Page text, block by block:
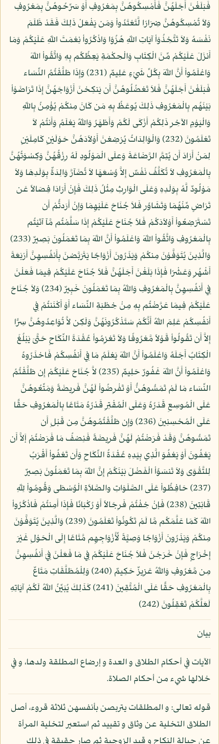
فَبَلَغْنَ أَجَلَهُنَّ فَأَمْسِكُوهُنَّ بِمَعْرُوفٍ أَوْ سَرِّحُوهُنَّ بِمَعْرُوفٍ
وَلاَ تُمْسِكُوهُنَّ ضِرَارًا لَّتَعْتَدُواْ وَمَن يَفْعَلْ ذَلِكَ فَقَدْ ظَلَمَ
نَفْسَهُ وَلاَ تَتَّخِذُوَاْ آيَاتِ اللّهِ هُزُوًا وَاذْكُرُواْ نِعْمَتَ اللّهِ عَلَيْكُمْ وَمَا
أَنزَلَ عَلَيْكُمْ مِّنَ الْكِتَابِ وَالْحِكْمَةِ يَعِظُكُم بِهِ وَاتَّقُواْ اللّهَ
وَاعْلَمُواْ أَنَّ اللّهَ بِكُلِّ شَيْءٍ عَلِيمٌ (231) وَإِذَا طَلَّقْتُمُ النِّسَاء
فَبَلَغْنَ أَجَلَهُنَّ فَلاَ تَعْضُلُوهُنَّ أَن يَنكِحْنَ أَزْوَاجَهُنَّ إِذَا تَرَاضَوْاْ
بَيْنَهُم بِالْمَعْرُوفِ ذَلِكَ يُوعَظُ بِهِ مَن كَانَ مِنكُمْ يُؤْمِنُ بِاللّهِ
وَالْيَوْمِ الآخِرِ ذَلِكُمْ أَزْكَى لَكُمْ وَأَطْهَرُ وَاللّهُ يَعْلَمُ وَأَنتُمْ لاَ
تَعْلَمُونَ (232) وَالْوَالِدَاتُ يُرْضِعْنَ أَوْلاَدَهُنَّ حَوْلَيْنِ كَامِلَيْنِ
لِمَنْ أَرَادَ أَن يُتِمَّ الرَّضَاعَةَ وَعلَى الْمَوْلُودِ لَهُ رِزْقُهُنَّ وَكِسْوَتُهُنَّ
بِالْمَعْرُوفِ لاَ تُكَلَّفُ نَفْسٌ إِلاَّ وُسْعَهَا لاَ تُضَآرَّ وَالِدَةٌ بِوَلَدِهَا وَلاَ
مَوْلُودٌ لَّهُ بِوَلَدِهِ وَعَلَى الْوَارِثِ مِثْلُ ذَلِكَ فَإِنْ أَرَادَا فِصَالاً عَن
تَرَاضٍ مِّنْهُمَا وَتَشَاوُرٍ فَلاَ جُنَاحَ عَلَيْهِمَا وَإِنْ أَرَدتُّمْ أَن
تَسْتَرْضِعُواْ أَوْلاَدَكُمْ فَلاَ جُنَاحَ عَلَيْكُمْ إِذَا سَلَّمْتُم مَّآ آتَيْتُم
بِالْمَعْرُوفِ وَاتَّقُواْ اللّهَ وَاعْلَمُواْ أَنَّ اللّهَ بِمَا تَعْمَلُونَ بَصِيرٌ (233)
وَالَّذِينَ يُتَوَفَّوْنَ مِنكُمْ وَيَذَرُونَ أَزْوَاجًا يَتَرَبَّصْنَ بِأَنفُسِهِنَّ أَرْبَعَةَ
أَشْهُرٍ وَعَشْرًا فَإِذَا بَلَغْنَ أَجَلَهُنَّ فَلاَ جُنَاحَ عَلَيْكُمْ فِيمَا فَعَلْنَ
فِي أَنفُسِهِنَّ بِالْمَعْرُوفِ وَاللّهُ بِمَا تَعْمَلُونَ خَبِيرٌ (234) وَلاَ جُنَاحَ
عَلَيْكُمْ فِيمَا عَرَّضْتُم بِهِ مِنْ خِطْبَةِ النِّسَاء أَوْ أَكْنَنتُمْ فِي
أَنفُسِكُمْ عَلِمَ اللّهُ أَنَّكُمْ سَتَذْكُرُونَهُنَّ وَلَكِن لاَّ تُوَاعِدُوهُنَّ سِرًّا
إِلاَّ أَن تَقُولُواْ قَوْلاً مَّعْرُوفًا وَلاَ تَعْزِمُواْ عُقْدَةَ النِّكَاحِ حَتَّىَ يَبْلُغَ
الْكِتَابُ أَجَلَهُ وَاعْلَمُواْ أَنَّ اللّهَ يَعْلَمُ مَا فِي أَنفُسِكُمْ فَاحْذَرُوهُ
وَاعْلَمُواْ أَنَّ اللّهَ غَفُورٌ حَلِيمٌ (235) لاَّ جُنَاحَ عَلَيْكُمْ إِن طَلَّقْتُمُ
النِّسَاء مَا لَمْ تَمَسُّوهُنُّ أَوْ تَفْرِضُواْ لَهُنَّ فَرِيضَةً وَمَتِّعُوهُنَّ
عَلَى الْمُوسِعِ قَدَرُهُ وَعَلَى الْمُقْتِرِ قَدْرُهُ مَتَاعًا بِالْمَعْرُوفِ حَقًّا
عَلَى الْمُحْسِنِينَ (236) وَإِن طَلَّقْتُمُوهُنَّ مِن قَبْلِ أَن
تَمَسُّوهُنَّ وَقَدْ فَرَضْتُمْ لَهُنَّ فَرِيضَةً فَنِصْفُ مَا فَرَضْتُمْ إَلاَّ أَن
يَعْفُونَ أَوْ يَعْفُوَ الَّذِي بِيَدِهِ عُقْدَةُ النِّكَاحِ وَأَن تَعْفُواْ أَقْرَبُ
لِلتَّقْوَى وَلاَ تَنسَوُاْ الْفَضْلَ بَيْنَكُمْ إِنَّ اللّهَ بِمَا تَعْمَلُونَ بَصِيرٌ
(237) حَافِظُواْ عَلَى الصَّلَوَاتِ والصَّلاَةِ الْوُسْطَى وَقُومُواْ لِلّهِ
قَانِتِينَ (238) فَإنْ خِفْتُمْ فَرِجَالاً أَوْ رُكْبَانًا فَإِذَا أَمِنتُمْ فَاذْكُرُواْ
اللّهَ كَمَا عَلَّمَكُم مَّا لَمْ تَكُونُواْ تَعْلَمُونَ (239) وَالَّذِينَ يُتَوَفَّوْنَ
مِنكُمْ وَيَذَرُونَ أَزْوَاجًا وَصِيَّةً لِّأَزْوَاجِهِم مَّتَاعًا إِلَى الْحَوْلِ غَيْرَ
إِخْرَاجٍ فَإِنْ خَرَجْنَ فَلاَ جُنَاحَ عَلَيْكُمْ فِي مَا فَعَلْنَ فِيَ أَنفُسِهِنَّ
مِن مَّعْرُوفٍ وَاللّهُ عَزِيزٌ حَكِيمٌ (240) وَلِلْمُطَلَّقَاتِ مَتَاعٌ
بِالْمَعْرُوفِ حَقًّا عَلَى الْمُتَّقِينَ (241) كَذَلِكَ يُبَيِّنُ اللّهُ لَكُمْ آيَاتِهِ
لَعَلَّكُمْ تَعْقِلُونَ (242)
بيان
الآيات في أحكام الطلاق و العدة و إرضاع المطلقة ولدها، و في
خلالها شيء من أحكام الصلاة.
قوله تعالى: و المطلقات يتربصن بأنفسهن ثلاثة قروء، أصل
الطلاق التخلية عن وثاق و تقييد ثم استعير لتخلية المرأة
عن حبالة النكاح و قيد الزوجية ثم صار حقيقة في ذلك